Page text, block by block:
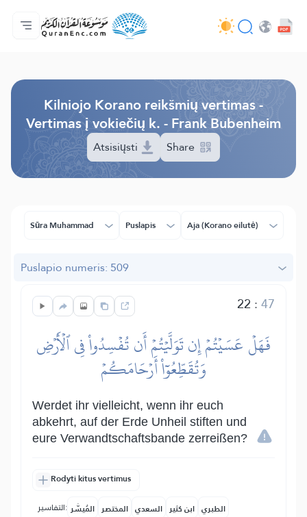
Pagrindinis
Vertimų turinys
Audio
Programuotojų paslaugos - API
Apie projektą
Susisiekite su mumis
Kalba
Kilniojo Korano reikšmių vertimas -
Vertimas į vokiečių k. - Frank Bubenheim
Atsisiųsti Share
Sūra Muhammad Puslapis Aja (Korano eilutė)
Puslapio numeris: 509
22 :47
فَهَلۡ عَسَيۡتُمۡ إِن تَوَلَّيۡتُمۡ أَن تُفۡسِدُواْ فِي ٱلۡأَرۡضِ
وَتُقَطِّعُوٓاْ أَرۡحَامَكُمۡ
Werdet ihr vielleicht, wenn ihr euch
abkehrt, auf der Erde Unheil stiften und
eure Verwandtschaftsbande zerreißen?
Rodyti kitus vertimus
التفاسير: المُيسَّر المختصر السعدي ابن كثير الطبري